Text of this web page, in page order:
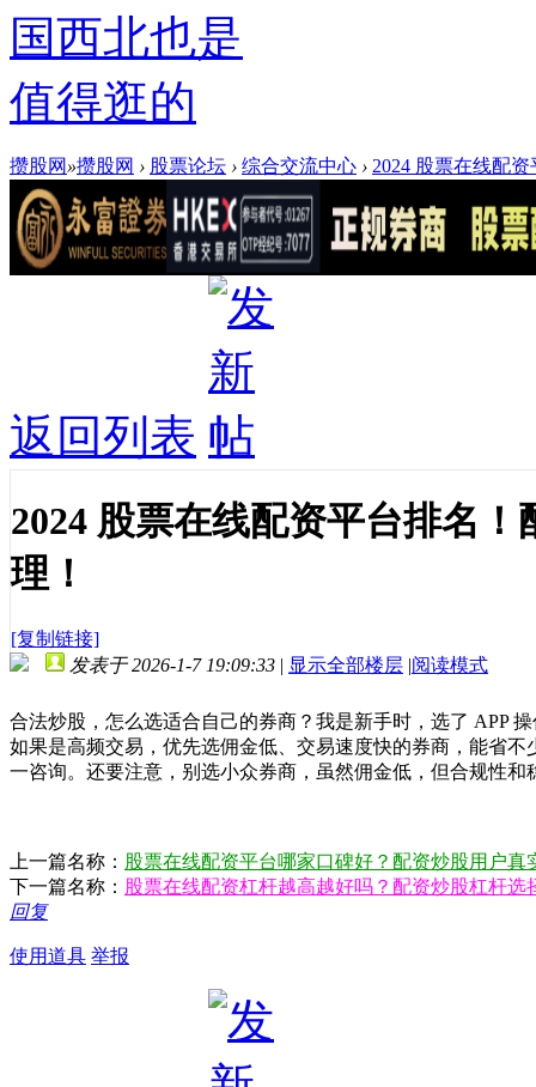
国西北也是
值得逛的
攒股网 »攒股网 › 股票论坛 › 综合交流中心 › 2024 股票在线配
返回列表
2024 股票在线配资平台排名
理！
[复制链接]
发表于 2026-1-7 19:09:33 | 显示全部楼层 |阅读模式
合法炒股，怎么选适合自己的券商？我是新手时，选了 APP
如果是高频交易，优先选佣金低、交易速度快的券商，能省
一咨询。还要注意，别选小众券商，虽然佣金低，但合规性
上一篇名称： 股票在线配资平台哪家口碑好？配资炒股用户真
下一篇名称： 股票在线配资杠杆越高越好吗？配资炒股杠杆选
回复
使用道具 举报